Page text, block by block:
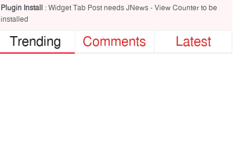
Plugin Install: Widget Tab Post needs JNews - View Counter to be
installed
Trending Comments Latest